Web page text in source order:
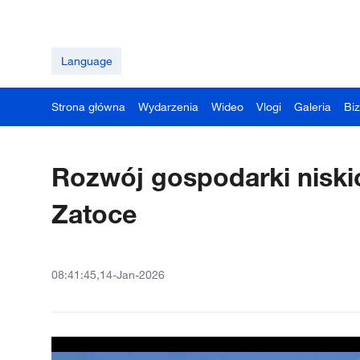
Language
Strona główna Wydarzenia Wideo Vlogi Galeria
Rozwój gospodarki
Zatoce
08:41:45,14-Jan-2026